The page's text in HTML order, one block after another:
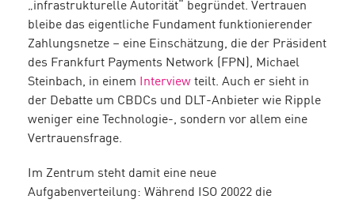
„infrastrukturelle Autorität“ begründet. Vertrauen
bleibe das eigentliche Fundament funktionierender
Zahlungsnetze – eine Einschätzung, die der Präsident
des Frankfurt Payments Network (FPN), Michael
Steinbach, in einem
Interview teilt. Auch er sieht in
der Debatte um CBDCs und DLT-Anbieter wie Ripple
weniger eine Technologie-, sondern vor allem eine
Vertrauensfrage.
Im Zentrum steht damit eine neue
Aufgabenverteilung: Während ISO 20022 die